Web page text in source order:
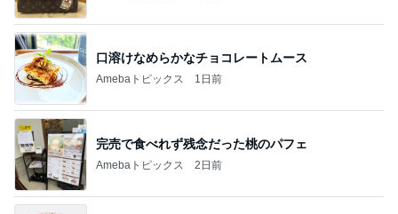
口溶けなめらかなチョコレートムース
Amebaトピックス 1日前
完売で食べれず残念だった桃のパフェ
Amebaトピックス 2日前